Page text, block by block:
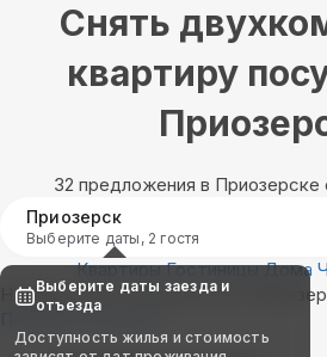
Снять
квартиру
32 предложения в Приозерске
Приозерск
Выберите даты, 2 гостя
Квартиры Гостиницы Дома
Найдём, где остановиться в
Показать на карте
Выберите даты заезда и
отъезда
Доступность жилья и стоимость